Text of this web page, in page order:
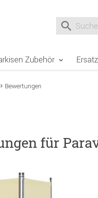
Suche nach
Zubehör
Bewertungen
für